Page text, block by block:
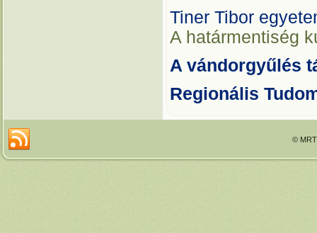
Tiner Tibor
A határmentiség
A vándorgyűlés
Regionális
©